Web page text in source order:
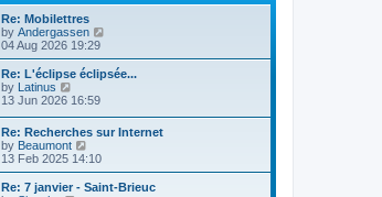
e
o
s
e
l
a
t
e
s
t
p
o
s
t
Re: Mobilettres
by Andergassen
e
w
l
a
s
t
04 Aug 2026 19:29
Re: L'éclipse éclipsée...
by Latinus
i
w
t
h
e
l
a
13 Jun 2026 16:59
Re: Recherches sur Internet
by Beaumont
i
e
w
13 Feb 2025 14:10
Re: 7 janvier - Saint-Brieuc